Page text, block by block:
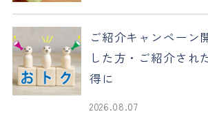
ご紹介キャンペーン
した方・ご紹介され
得に
2026.08.07